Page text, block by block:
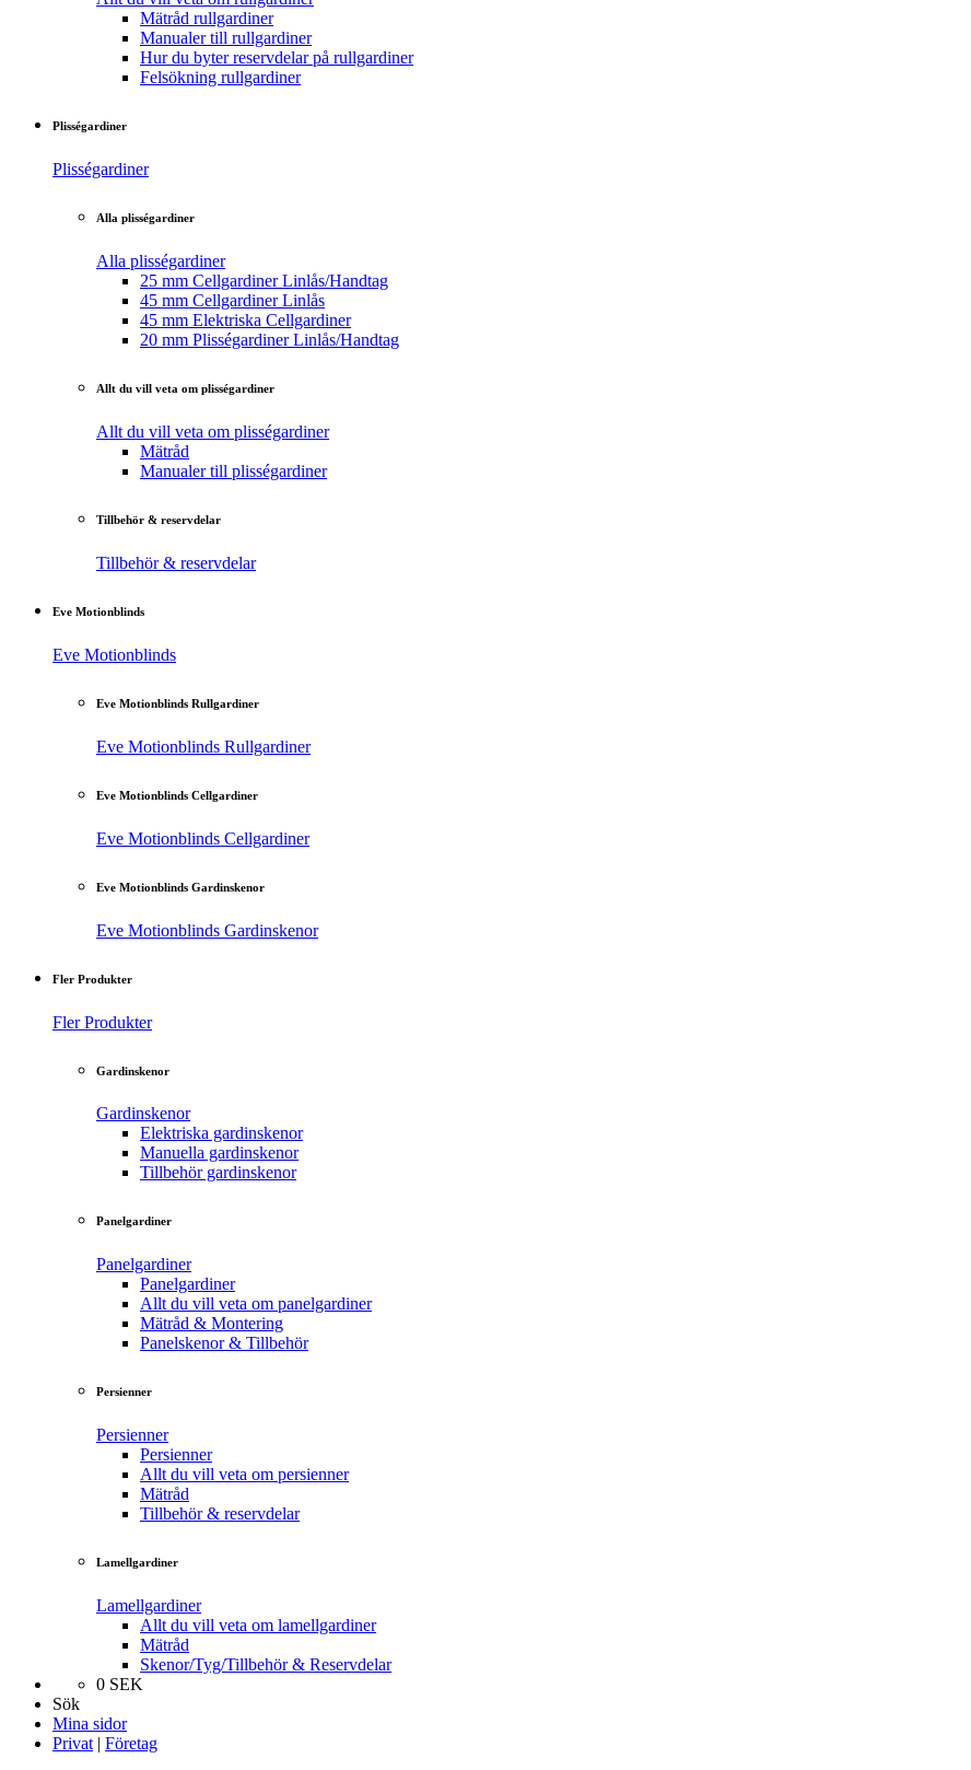
Mätråd rullgardiner
Manualer till rullgardiner
Hur du byter reservdelar på rullgardiner
Felsökning rullgardiner
Plisségardiner
Plisségardiner
Alla plisségardiner
Alla plisségardiner
25 mm Cellgardiner Linlås/Handtag
45 mm Cellgardiner Linlås
45 mm Elektriska Cellgardiner
20 mm Plisségardiner Linlås/Handtag
Allt du vill veta om plisségardiner
Allt du vill veta om plisségardiner
Mätråd
Manualer till plisségardiner
Tillbehör & reservdelar
Tillbehör & reservdelar
Eve Motionblinds
Eve Motionblinds
Eve Motionblinds Rullgardiner
Eve Motionblinds Rullgardiner
Eve Motionblinds Cellgardiner
Eve Motionblinds Cellgardiner
Eve Motionblinds Gardinskenor
Eve Motionblinds Gardinskenor
Fler Produkter
Fler Produkter
Gardinskenor
Gardinskenor
Elektriska gardinskenor
Manuella gardinskenor
Tillbehör gardinskenor
Panelgardiner
Panelgardiner
Panelgardiner
Allt du vill veta om panelgardiner
Mätråd & Montering
Panelskenor & Tillbehör
Persienner
Persienner
Persienner
Allt du vill veta om persienner
Mätråd
Tillbehör & reservdelar
Lamellgardiner
Lamellgardiner
Allt du vill veta om lamellgardiner
Mätråd
Skenor/Tyg/Tillbehör & Reservdelar
0 SEK
Sök
Mina sidor
Privat | Företag